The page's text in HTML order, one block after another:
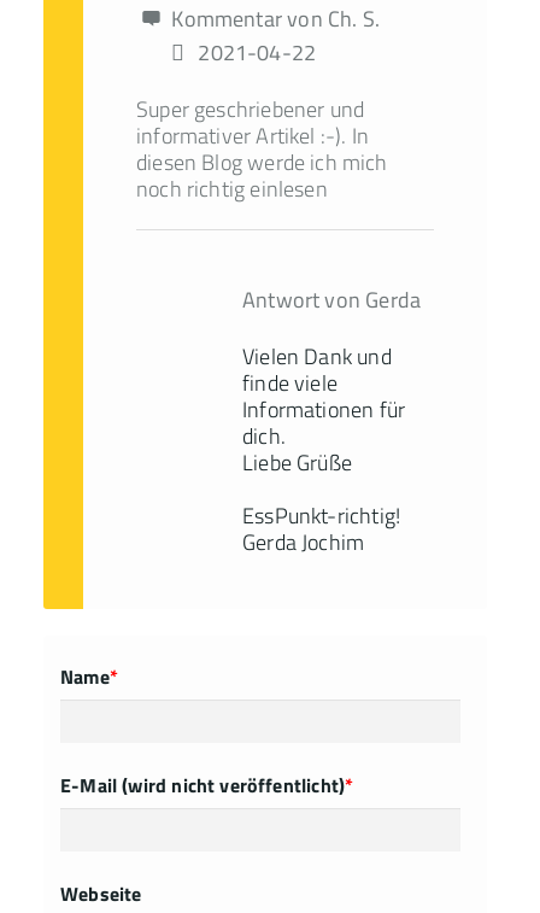
Kommentar von Ch. S.
2021-04-22
Super geschriebener und
informativer Artikel :-). In
diesen Blog werde ich mich
noch richtig einlesen
Antwort von Gerda
Vielen Dank und
finde viele
Informationen für
dich.
Liebe Grüße
EssPunkt-richtig!
Gerda Jochim
Name*
E-Mail (wird nicht veröffentlicht)*
Webseite